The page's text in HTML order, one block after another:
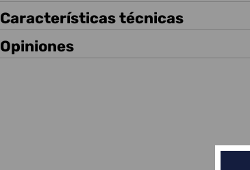
Características técnicas
Opiniones